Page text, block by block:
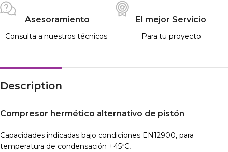
Asesoramiento
Consulta a nuestros técnicos
El mejor Servicio
Para tu proyecto
Description
Compresor hermético alternativo de pistón
Capacidades indicadas bajo condiciones EN12900, para
temperatura de condensación +45ºC,